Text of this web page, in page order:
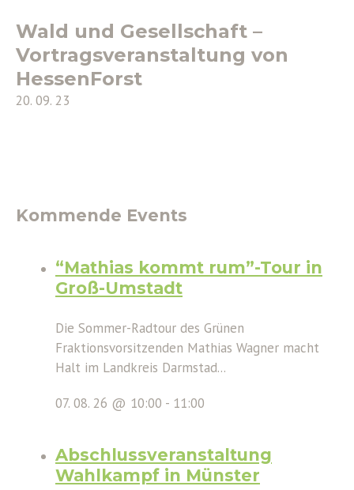
Wald und Gesellschaft –
Vortragsveranstaltung von
HessenForst
20. 09. 23
Kommende Events
“Mathias kommt rum”-Tour in
Groß-Umstadt
Die Sommer-Radtour des Grünen
Fraktionsvorsitzenden Mathias Wagner macht
Halt im Landkreis Darmstad...
07. 08. 26 @ 10:00 - 11:00
Abschlussveranstaltung
Wahlkampf in Münster